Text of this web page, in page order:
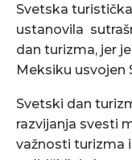
Svetska
ustanovila
dan turizma, jer
Meksiku usvojen
Svetski dan
razvijanja svesti
važnosti turizma